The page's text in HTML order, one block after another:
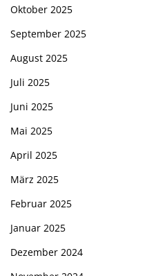
Oktober 2025
September 2025
August 2025
Juli 2025
Juni 2025
Mai 2025
April 2025
März 2025
Februar 2025
Januar 2025
Dezember 2024